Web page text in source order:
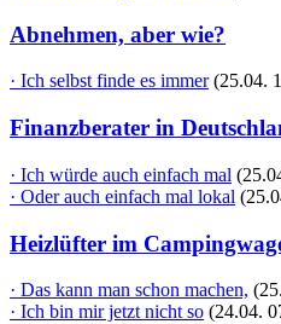
Abnehmen, aber wie?
· Ich selbst finde es immer (25.04.
Finanzberater in
· Ich würde auch einfach mal
· Oder auch einfach mal lokal
Heizlüfter im
· Das kann man schon machen,
· Ich bin mir jetzt nicht so (24.04.